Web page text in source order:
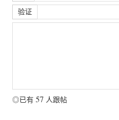
验证
◎已有 57 人跟帖